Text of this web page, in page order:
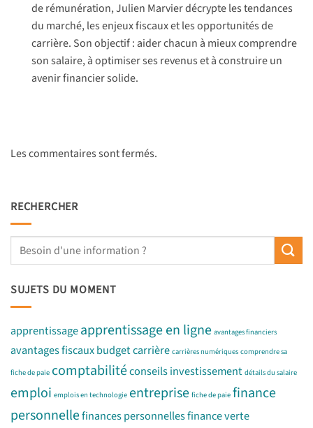
de rémunération, Julien Marvier décrypte les tendances
du marché, les enjeux fiscaux et les opportunités de
carrière. Son objectif : aider chacun à mieux comprendre
son salaire, à optimiser ses revenus et à construire un
avenir financier solide.
Les commentaires sont fermés.
RECHERCHER
SUJETS DU MOMENT
apprentissageapprentissage en ligne avantages financiers
avantages fiscauxbudgetcarrière carrières numériques comprendre sa
fiche de paie comptabilitéconseils investissement détails du salaire
emploi emplois en technologie entreprise fiche de paie finance
personnellefinances personnellesfinance verte